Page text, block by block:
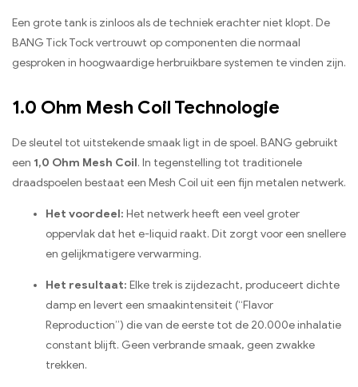
Een grote tank is zinloos als de techniek erachter niet klopt. De
BANG Tick Tock vertrouwt op componenten die normaal
gesproken in hoogwaardige herbruikbare systemen te vinden zijn.
1.0 Ohm Mesh Coil Technologie
De sleutel tot uitstekende smaak ligt in de spoel. BANG gebruikt
een 1,0 Ohm Mesh Coil. In tegenstelling tot traditionele
draadspoelen bestaat een Mesh Coil uit een fijn metalen netwerk.
Het voordeel: Het netwerk heeft een veel groter
oppervlak dat het e-liquid raakt. Dit zorgt voor een snellere
en gelijkmatigere verwarming.
Het resultaat: Elke trek is zijdezacht, produceert dichte
damp en levert een smaakintensiteit (“Flavor
Reproduction”) die van de eerste tot de 20.000e inhalatie
constant blijft. Geen verbrande smaak, geen zwakke
trekken.